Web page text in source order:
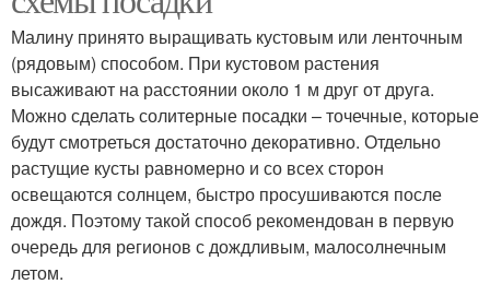
Малину принято выращивать кустовым или ленточным
(рядовым) способом. При кустовом растения
высаживают на расстоянии около 1 м друг от друга.
Можно сделать солитерные посадки – точечные, которые
будут смотреться достаточно декоративно. Отдельно
растущие кусты равномерно и со всех сторон
освещаются солнцем, быстро просушиваются после
дождя. Поэтому такой способ рекомендован в первую
очередь для регионов с дождливым, малосолнечным
летом.